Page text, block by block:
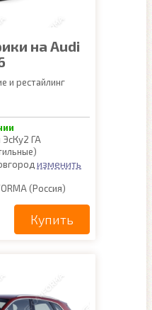
на Audi
и рестайлинг
ЭсКу2 ГА
изменить
(Россия)
Купить